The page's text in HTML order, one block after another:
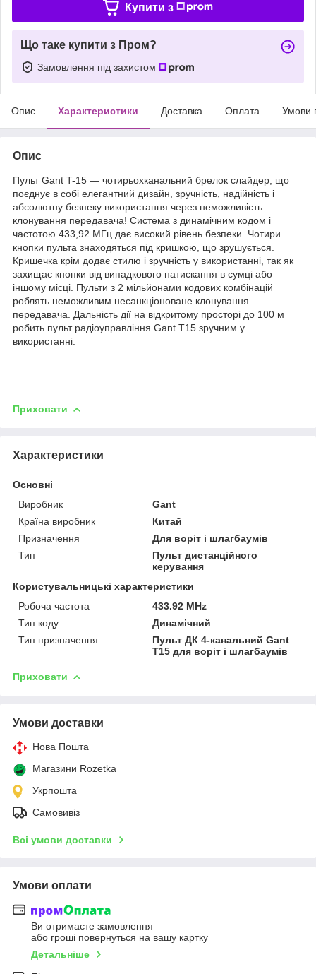
Купити з
Що таке купити з Пром?
Замовлення під захистом
Опис Характеристики Доставка Оплата Умови
Опис
Пульт Gant T-15 ― чотирьохканальний брелок слайдер, що
поєднує в собі елегантний дизайн, зручність, надійність і
абсолютну безпеку використання через неможливість
клонування передавача! Система з динамічним кодом і
частотою 433,92 МГц дає високий рівень безпеки. Чотири
кнопки пульта знаходяться під кришкою, що зрушується.
Кришечка крім додає стилю і зручність у використанні, так як
захищає кнопки від випадкового натискання в сумці або
іншому місці. Пульти з 2 мільйонами кодових комбінацій
роблять неможливим несанкціоноване клонування
передавача. Дальність дії на відкритому просторі до 100 м
робить пульт радіоуправління Gant T15 зручним у
використанні.
Приховати
Характеристики
Основні
Виробник
Gant
Країна виробник
Китай
Призначення
Для воріт і шлагбаумів
Тип
Пульт дистанційного
керування
Користувальницькі характеристики
Робоча частота
433.92 MHz
Тип коду
Динамічний
Тип призначення
Пульт ДК 4-канальний Gant
T15 для воріт і шлагбаумів
Приховати
Умови доставки
Нова Пошта
Магазини Rozetka
Укрпошта
Самовивіз
Всі умови доставки
Умови оплати
Ви отримаєте замовлення
або гроші повернуться на вашу картку
Детальніше